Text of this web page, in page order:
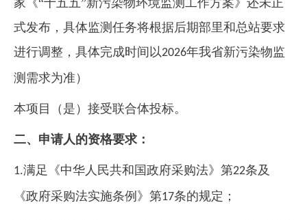
家《“十五五”新污染物环境监测工作方案》还未正
式发布，具体监测任务将根据后期部里和总站要求
进行调整，具体完成时间以2026年我省新污染物监
测需求为准）
本项目（是）接受联合体投标。
二、申请人的资格要求：
1.满足《中华人民共和国政府采购法》第22条及
《政府采购法实施条例》第17条的规定；